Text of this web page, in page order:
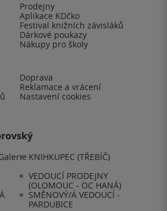
Prodejny
Aplikace KDčko
Festival knižních závisláků
Dárkové poukazy
Nákupy pro školy
Doprava
Reklamace a vrácení
Nastavení cookies
KNIHKUPEC (TŘEBÍČ)
VEDOUCÍ PRODEJNY
(OLOMOUC - OC HANÁ)
SMĚNOVÝ/Á VEDOUCÍ -
PARDUBICE